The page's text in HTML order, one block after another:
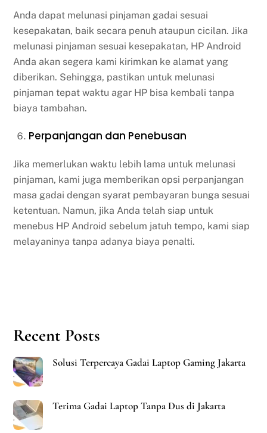
Anda dapat melunasi pinjaman gadai sesuai
kesepakatan, baik secara penuh ataupun cicilan. Jika
melunasi pinjaman sesuai kesepakatan, HP Android
Anda akan segera kami kirimkan ke alamat yang
diberikan. Sehingga, pastikan untuk melunasi
pinjaman tepat waktu agar HP bisa kembali tanpa
biaya tambahan.
Perpanjangan dan Penebusan
Jika memerlukan waktu lebih lama untuk melunasi
pinjaman, kami juga memberikan opsi perpanjangan
masa gadai dengan syarat pembayaran bunga sesuai
ketentuan. Namun, jika Anda telah siap untuk
menebus HP Android sebelum jatuh tempo, kami siap
melayaninya tanpa adanya biaya penalti.
Recent Posts
Solusi Terpercaya Gadai Laptop Gaming Jakarta
Terima Gadai Laptop Tanpa Dus di Jakarta